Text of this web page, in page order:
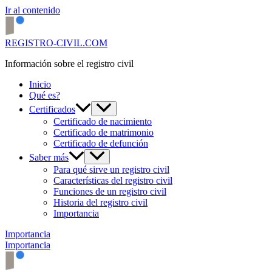
Ir al contenido
REGISTRO-CIVIL.COM
Información sobre el registro civil
Inicio
Qué es?
Certificados
Certificado de nacimiento
Certificado de matrimonio
Certificado de defunción
Saber más
Para qué sirve un registro civil
Características del registro civil
Funciones de un registro civil
Historia del registro civil
Importancia
Importancia
Importancia